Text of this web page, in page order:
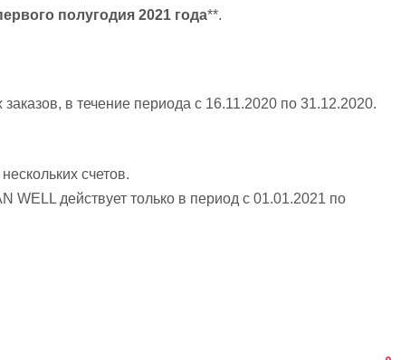
полугодия 2021 года**.
заказов, в течение периода с 16.11.2020 по 31.12.2020.
счетов.
WELL действует только в период с 01.01.2021 по